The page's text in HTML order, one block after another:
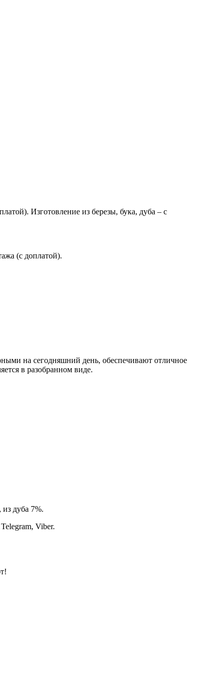
Изготовление из березы, бука, дуба – с
(с доплатой).
на сегодняшний день, обеспечивают отличное
в разобранном виде.
из дуба 7%.
Viber.